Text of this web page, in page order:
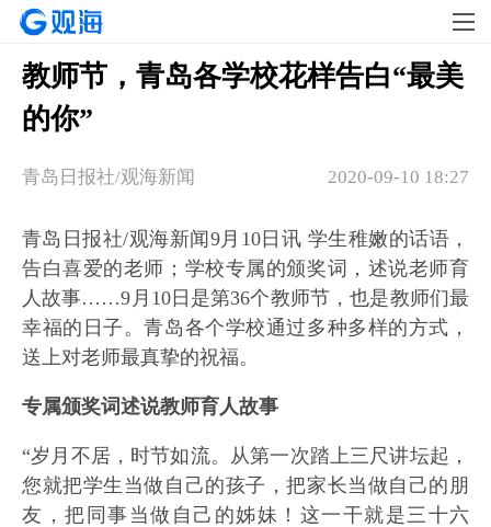
教师节，青岛各学校花样告白“最美
的你”
2020-09-10 18:27
青岛日报社/观海新闻
青岛日报社/观海新闻9月10日讯 学生稚嫩的话语，
告白喜爱的老师；学校专属的颁奖词，述说老师育
人故事……9月10日是第36个教师节，也是教师们最
幸福的日子。青岛各个学校通过多种多样的方式，
送上对老师最真挚的祝福。
专属颁奖词述说教师育人故事
“岁月不居，时节如流。从第一次踏上三尺讲坛起，
您就把学生当做自己的孩子，把家长当做自己的朋
友，把同事当做自己的姊妹！这一干就是三十六